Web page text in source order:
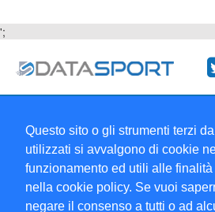
Questo sito o gli strumenti terzi
utilizzati si avvalgono di cookie
funzionamento ed utili alle
nella cookie policy. Se vuoi
negare il consenso a tutti o ad
';
Collabora con noi
Copyright 1995-2026 © Wise Srl Via
Italia - P. IVA 09072090963 | ISSN: